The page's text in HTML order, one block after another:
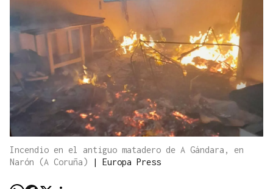
Incendio en el antiguo matadero de A Gándara, en
Narón (A Coruña)
| Europa Press